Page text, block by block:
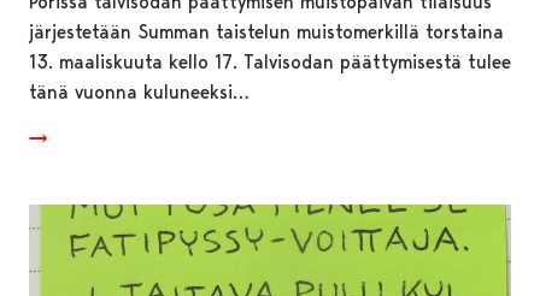
järjestetään Summan taistelun muistomerkillä torstaina
13. maaliskuuta kello 17. Talvisodan päättymisestä tulee
tänä vuonna kuluneeksi…